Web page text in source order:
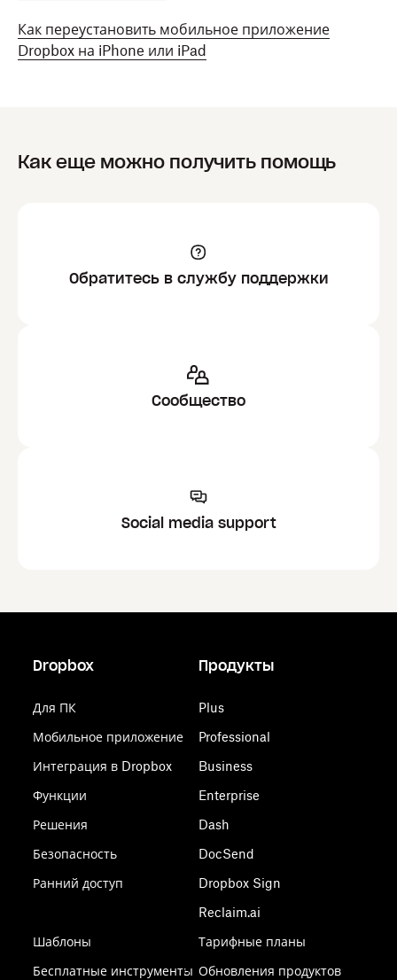
Как переустановить мобильное приложение
Dropbox на iPhone или iPad
Как еще можно получить помощь
Обратитесь в службу поддержки
Сообщество
Social media support
Dropbox
Для ПК
Мобильное приложение
Интеграция в Dropbox
Функции
Решения
Безопасность
Ранний доступ
Шаблоны
Бесплатные инструменты
Продукты
Plus
Professional
Business
Enterprise
Dash
DocSend
Dropbox Sign
Reclaim.ai
Тарифные планы
Обновления продуктов